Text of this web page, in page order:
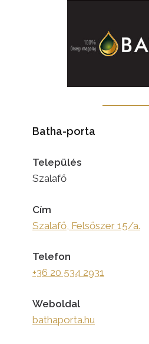
Batha-porta
Település
Szalafő
Cím
Szalafő, Felsőszer 15/a.
Telefon
+36 20 534 2931
Weboldal
bathaporta.hu